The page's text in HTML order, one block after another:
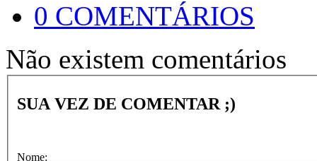
0 COMENTÁRIOS
Não existem comentários
SUA VEZ DE COMENTAR ;)
Nome: